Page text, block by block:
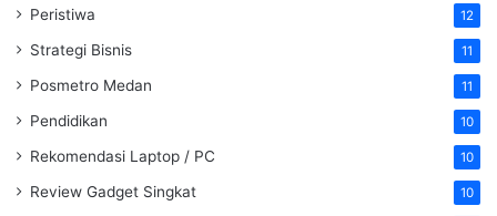
Peristiwa 12
Strategi Bisnis 11
Posmetro Medan 11
Pendidikan 10
Rekomendasi Laptop / PC 10
Review Gadget Singkat 10